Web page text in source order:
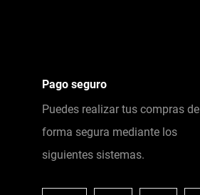
Pago seguro
Puedes realizar tus compras de
forma segura mediante los
siguientes sistemas.